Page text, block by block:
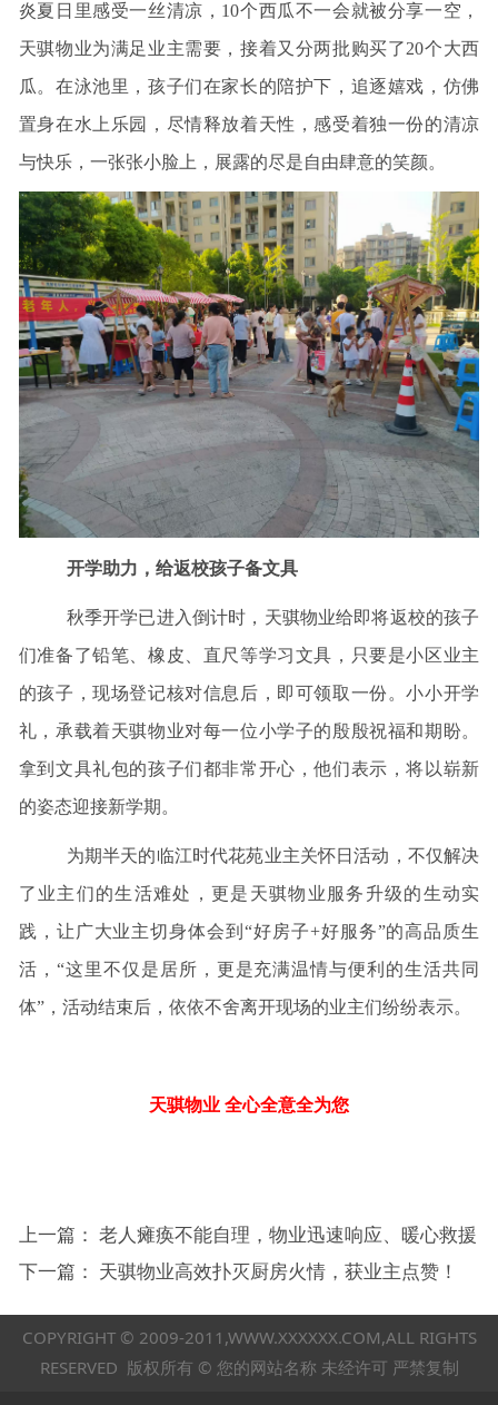
炎夏日里感受一丝清凉，10个西瓜不一会就被分享一空，
天骐物业为满足业主需要，接着又分两批购买了20个大西
瓜。在泳池里，孩子们在家长的陪护下，追逐嬉戏，仿佛
置身在水上乐园，尽情释放着天性，感受着独一份的清凉
与快乐，一张张小脸上，展露的尽是自由肆意的笑颜。
开学助力，给返校孩子备文具
秋季开学已进入倒计时，天骐物业给即将返校的孩子
们准备了铅笔、橡皮、直尺等学习文具，只要是小区业主
的孩子，现场登记核对信息后，即可领取一份。小小开学
礼，承载着天骐物业对每一位小学子的殷殷祝福和期盼。
拿到文具礼包的孩子们都非常开心，他们表示，将以崭新
的姿态迎接新学期。
为期半天的临江时代花苑业主关怀日活动，不仅解决
了业主们的生活难处，更是天骐物业服务升级的生动实
践，让广大业主切身体会到“好房子+好服务”的高品质生
活，“这里不仅是居所，更是充满温情与便利的生活共同
体”，活动结束后，依依不舍离开现场的业主们纷纷表示。
天骐物业 全心全意全为您
上一篇： 老人瘫痪不能自理，物业迅速响应、暖心救援
下一篇： 天骐物业高效扑灭厨房火情，获业主点赞！
COPYRIGHT © 2009-2011,WWW.XXXXXX.COM,ALL RIGHTS
RESERVED 版权所有 © 您的网站名称 未经许可 严禁复制